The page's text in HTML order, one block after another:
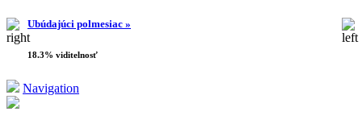
Ubúdajúci polmesiac »
18.3% viditelnosť
Navigation